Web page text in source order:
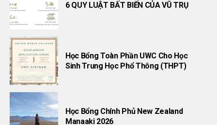
6 QUY LUẬT BẤT BIẾN CỦA VŨ TRỤ
Học Bổng Toàn Phần UWC Cho Học
Sinh Trung Học Phổ Thông (THPT)
Học Bổng Chính Phủ New Zealand
Manaaki 2026